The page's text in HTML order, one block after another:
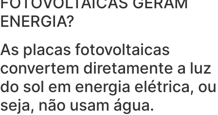
ENERGIA?
As placas fotovoltaicas
convertem diretamente a luz
do sol em energia elétrica, ou
seja, não usam água.